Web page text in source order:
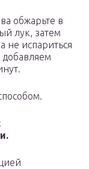
обжарьте в
лук, затем
не испариться
добавляем